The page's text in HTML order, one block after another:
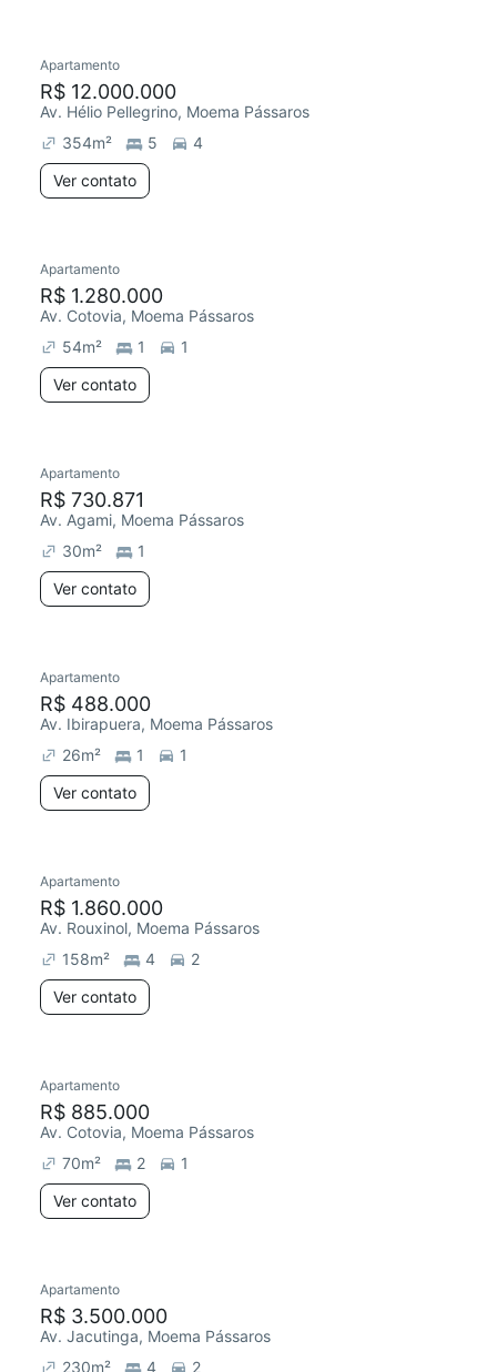
Apartamento
R$ 12.000.000
Av. Hélio Pellegrino, Moema Pássaros
354m² 5
4
Ver contato
Apartamento
R$ 1.280.000
Av. Cotovia, Moema Pássaros
54m² 1
1
Ver contato
Apartamento
R$ 730.871
Av. Agami, Moema Pássaros
30m²
1
Ver contato
Apartamento
R$ 488.000
Av. Ibirapuera, Moema Pássaros
26m² 1
1
Ver contato
Apartamento
R$ 1.860.000
Av. Rouxinol, Moema Pássaros
158m² 4
2
Ver contato
Apartamento
R$ 885.000
Av. Cotovia, Moema Pássaros
70m² 2
1
Ver contato
Apartamento
R$ 3.500.000
Av. Jacutinga, Moema Pássaros
230m² 4 2